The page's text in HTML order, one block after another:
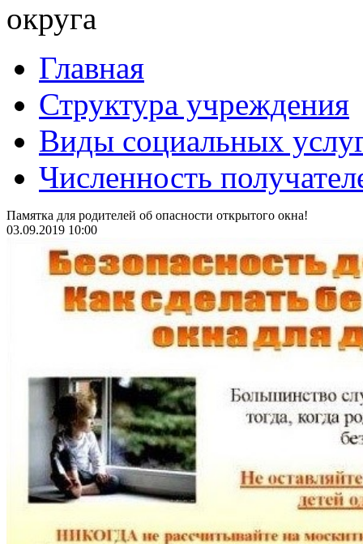
округа
Главная
Структура учреждения
Виды социальных
Численность
Памятка для родителей об опасности открытого окна!
03.09.2019 10:00